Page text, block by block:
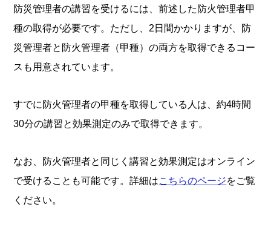
防災管理者の講習を受けるには、前述した防火管理者甲
種の取得が必要です。ただし、2日間かかりますが、防
災管理者と防火管理者（甲種）の両方を取得できるコー
スも用意されています。
すでに防火管理者の甲種を取得している人は、約4時間
30分の講習と効果測定のみで取得できます。
なお、防火管理者と同じく講習と効果測定はオンライン
で受けることも可能です。詳細はこちらのページをご覧
ください。